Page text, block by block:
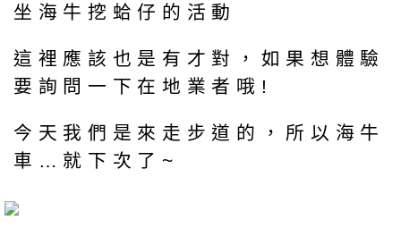
坐海牛挖蛤仔的活動
這裡應該也是有才對，如果想體驗
要詢問一下在地業者哦!
今天我們是來走步道的，所以海牛
車…就下次了~